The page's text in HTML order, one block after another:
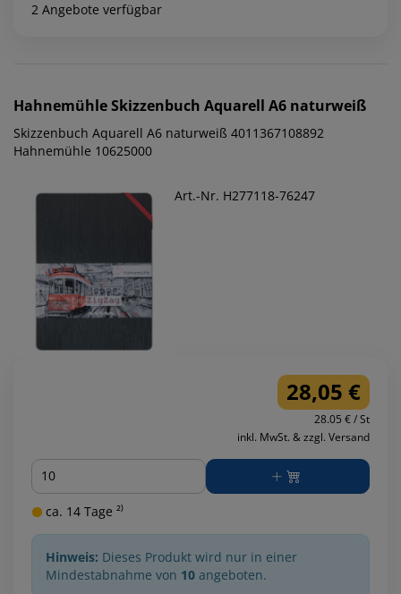
2 Angebote verfügbar
HahnemühleSkizzenbuch Aquarell A6 naturweiß
Skizzenbuch Aquarell A6 naturweiß 4011367108892
Hahnemühle 10625000
Art.-Nr. H277118-76247
28,05 €
28.05 € / St
inkl. MwSt. & zzgl. Versand
Menge
ca. 14 Tage ²⁾
Hinweis: Dieses Produkt wird nur in einer
Mindestabnahme von 10 angeboten.